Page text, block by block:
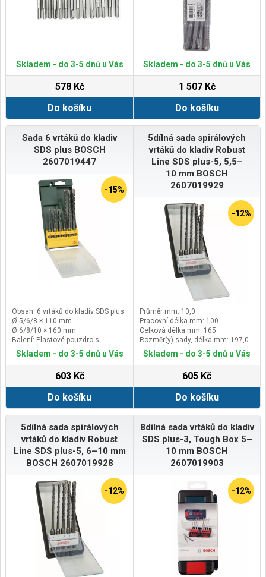
Skladem - do 3-5 dnů u Vás
578 Kč
Do košíku
Skladem - do 3-5 dnů u Vás
1 507 Kč
Do košíku
Sada 6 vrtáků do kladiv
SDS plus BOSCH
2607019447
-15%
Obsah: 6 vrtáků do kladiv SDS plus
Ø 5/6/8 × 110 mm
Ø 6/8/10 × 160 mm
Balení: Plastové pouzdro s
nálepkou a eurootvorem pro
zavěšení
Skladem - do 3-5 dnů u Vás
603 Kč
Do košíku
5dílná sada spirálových
vrtáků do kladiv Robust
Line SDS plus-5, 5,5–
10 mm BOSCH
2607019929
-12%
Průměr mm: 10,0
Pracovní délka mm: 100
Celková délka mm: 165
Rozměr(y) sady, délka mm: 197,0
Skladem - do 3-5 dnů u Vás
605 Kč
Do košíku
5dílná sada spirálových
vrtáků do kladiv Robust
Line SDS plus-5, 6–10 mm
BOSCH 2607019928
-12%
8dílná sada vrtáků do kladiv
SDS plus-3, Tough Box 5–
10 mm BOSCH
2607019903
-12%